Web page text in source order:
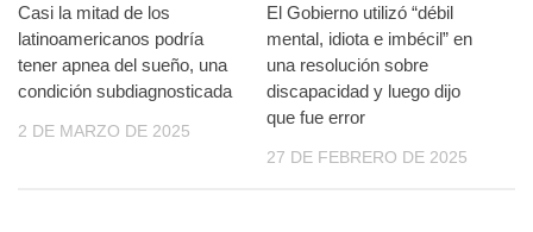
Casi la mitad de los
latinoamericanos podría
tener apnea del sueño, una
condición subdiagnosticada
2 DE MARZO DE 2025
El Gobierno utilizó “débil
mental, idiota e imbécil” en
una resolución sobre
discapacidad y luego dijo
que fue error
27 DE FEBRERO DE 2025